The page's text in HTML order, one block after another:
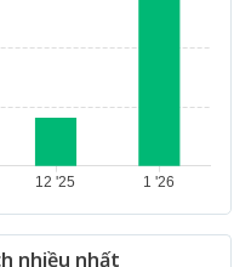
nhiều nhất